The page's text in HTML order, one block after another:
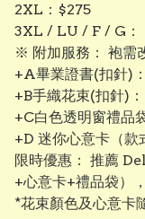
​2XL：$275
3XL / LU / F / G：
​※ 附加服務： 袍需
+A畢業證書(扣針)
+B手織花束(扣針)
+C白色透明窗禮品
+D 迷你心意卡（款
限時優惠： 推薦
+心意卡+禮品袋）
*花束顏色及心意卡